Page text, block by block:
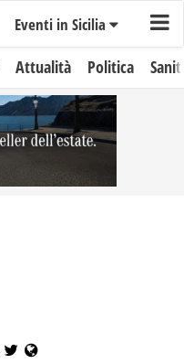
Eventi in Sicilia
Attualità Politica